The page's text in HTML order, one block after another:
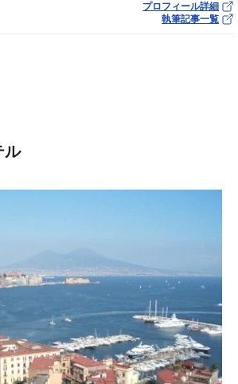
プロフィール詳細
執筆記事一覧
ル